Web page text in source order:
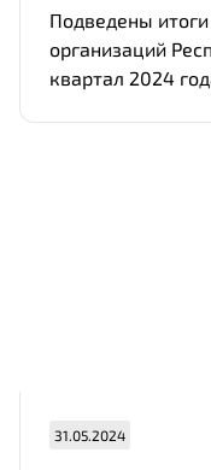
Подведены
организаций
квартал 2024
31.05.2024